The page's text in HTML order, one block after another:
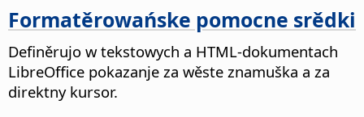
Formatěrowańske pomocne srědki
Definěrujo w tekstowych a HTML-dokumentach
LibreOffice pokazanje za wěste znamuška a za
direktny kursor.